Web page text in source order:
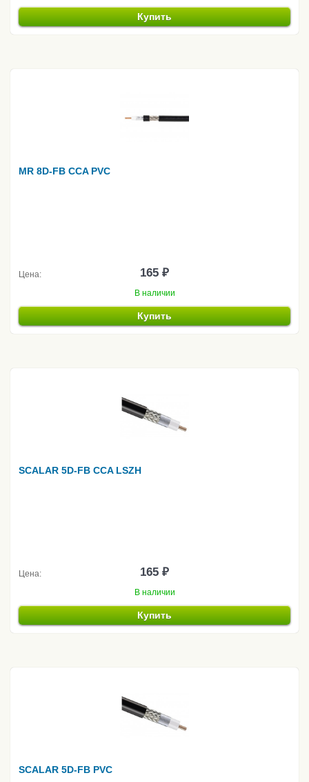
Купить
MR 8D-FB CCA PVC
Цена: 165 ₽
В наличии
Купить
SCALAR 5D-FB CCA LSZH
Цена: 165 ₽
В наличии
Купить
SCALAR 5D-FB PVC